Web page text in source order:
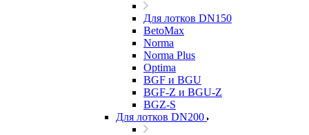
Для лотков DN150
BetoMax
Norma
Norma Plus
Optima
BGF и BGU
BGF-Z и BGU-Z
BGZ-S
Для лотков DN200